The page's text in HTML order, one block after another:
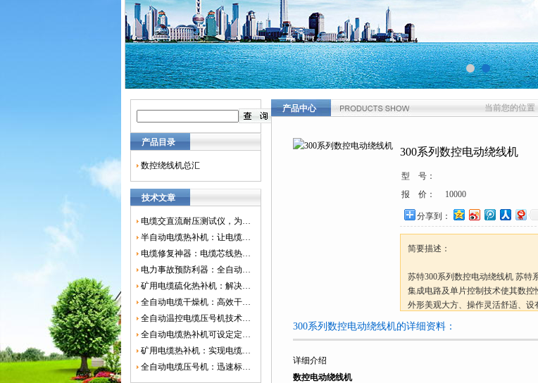
产品目录
数控绕线机总汇
技术文章
电缆交直流耐压测试仪，为电网安全保驾护航
半自动电缆热补机：让电缆修复更简单、更高效！
电缆修复神器：电缆芯线热补机如何保障电网安全？
电力事故预防利器：全自动控温电缆热补机
矿用电缆硫化热补机：解决矿山电缆故障的新选择
全自动电缆干燥机：高效干燥，电缆质量
全自动温控电缆压号机技术革新：数字化标识的新趋势
全自动电缆热补机可设定定时功能，实现自动化热补
矿用电缆热补机：实现电缆故障修复的高效装置
全自动电缆压号机：迅速标识电缆的利器
产品中心 当前您的位置
300系列数控电动绕线机
型 号：
报 价：
10000
分享到：
简要描述：
苏特300系列数控电动绕线机 苏特
集成电路及单片控制技术使其数
外形美观大方、操作灵活舒适、设
车提前、自动停机功能，具有起动
并带有尾座顶针和自动排线装置，
300系列数控电动绕线机的详细资料：
详细介绍
数控电动绕线机